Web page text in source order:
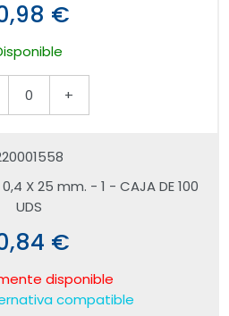
€
0 +
0,4 X 25 mm. - 1 - CAJA DE 100
UDS
€
disponible
compatible